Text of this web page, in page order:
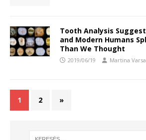
Tooth Analysis
and Modern Humans
Than We Thought
2019/06/19 Martina
1 2 »